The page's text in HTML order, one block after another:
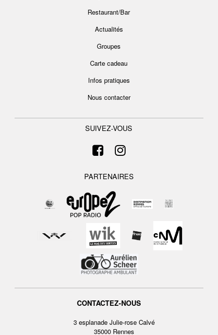
Restaurant/Bar
Actualités
Groupes
Carte cadeau
Infos pratiques
Nous contacter
SUIVEZ-VOUS
PARTENAIRES
CONTACTEZ-NOUS
3 esplanade Julie-rose Calvé
35000 Rennes